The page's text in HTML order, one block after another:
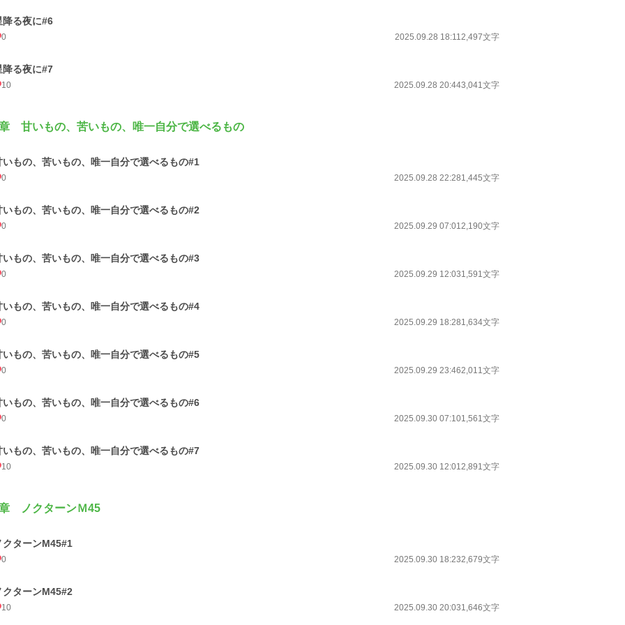
降る夜に#6
0 2025.09.28 18:112,497文字
降る夜に#7
10 2025.09.28 20:443,041文字
甘いもの、苦いもの、唯一自分で選べるもの
いもの、苦いもの、唯一自分で選べるもの#1
0 2025.09.28 22:281,445文字
いもの、苦いもの、唯一自分で選べるもの#2
0 2025.09.29 07:012,190文字
いもの、苦いもの、唯一自分で選べるもの#3
0 2025.09.29 12:031,591文字
いもの、苦いもの、唯一自分で選べるもの#4
0 2025.09.29 18:281,634文字
いもの、苦いもの、唯一自分で選べるもの#5
0 2025.09.29 23:462,011文字
いもの、苦いもの、唯一自分で選べるもの#6
0 2025.09.30 07:101,561文字
いもの、苦いもの、唯一自分で選べるもの#7
10 2025.09.30 12:012,891文字
ノクターンＭ45
クターンM45#1
0 2025.09.30 18:232,679文字
クターンM45#2
10 2025.09.30 20:031,646文字